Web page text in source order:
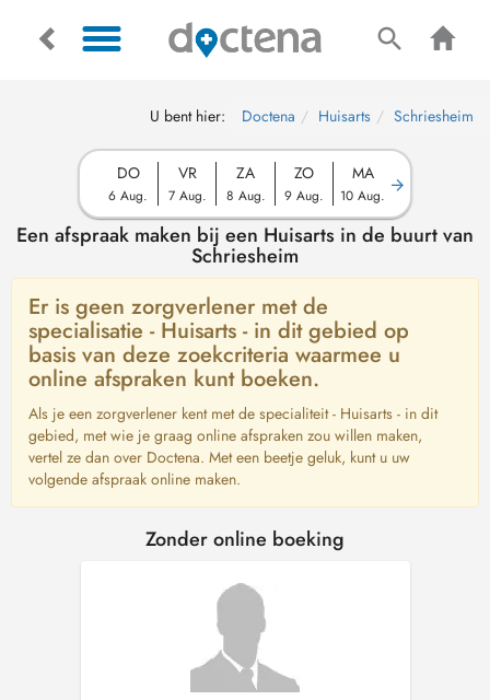
U bent hier: Doctena Huisarts Schriesheim
DO
6 Aug.
VR
7 Aug.
ZA
8 Aug.
ZO
9 Aug.
MA
10 Aug.
Een afspraak maken bij een Huisarts in de buurt van
Schriesheim
Er is geen zorgverlener met de
specialisatie - Huisarts - in dit gebied op
basis van deze zoekcriteria waarmee u
online afspraken kunt boeken.
Als je een zorgverlener kent met de specialiteit - Huisarts - in dit
gebied, met wie je graag online afspraken zou willen maken,
vertel ze dan over Doctena. Met een beetje geluk, kunt u uw
volgende afspraak online maken.
Zonder online boeking